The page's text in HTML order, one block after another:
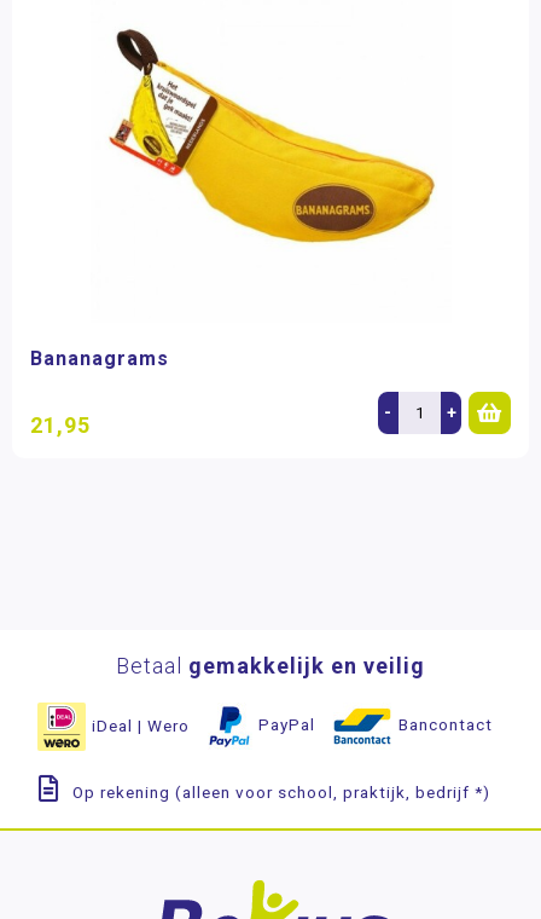
Bananagrams
21,95 - +
Betaal gemakkelijk en veilig
iDeal | Wero PayPal Bancontact
Op rekening (alleen voor school, praktijk, bedrijf *)